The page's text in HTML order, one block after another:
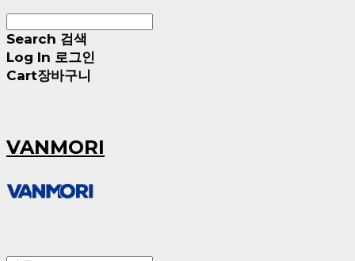
Search 검색
Log In 로그인
Cart장바구니
VANMORI